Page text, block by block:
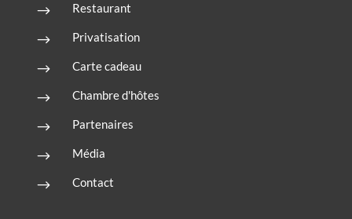
$ Restaurant
$ Privatisation
$ Carte cadeau
$ Chambre d'hôtes
$ Partenaires
$ Média
$ Contact